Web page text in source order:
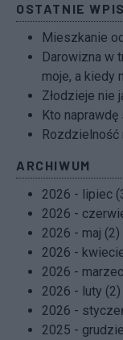
OSTATNIE
Mieszkanie
Darowizna w
moje, a kiedy
Złodzieje nie
Kto
Rozdzielność
ARCHIWUM
2026 - lipiec
2026 -
2026 - maj (2)
2026 -
2026 -
2026 - luty (2)
2026 -
2025 -